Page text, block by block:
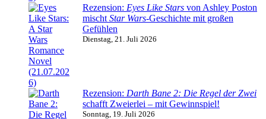
Rezension: Eyes Like Stars von Ashley Poston
mischt Star Wars-Geschichte mit großen
Gefühlen
Dienstag, 21. Juli 2026
Rezension: Darth Bane 2: Die Regel der Zwei
schafft Zweierlei – mit Gewinnspiel!
Sonntag, 19. Juli 2026